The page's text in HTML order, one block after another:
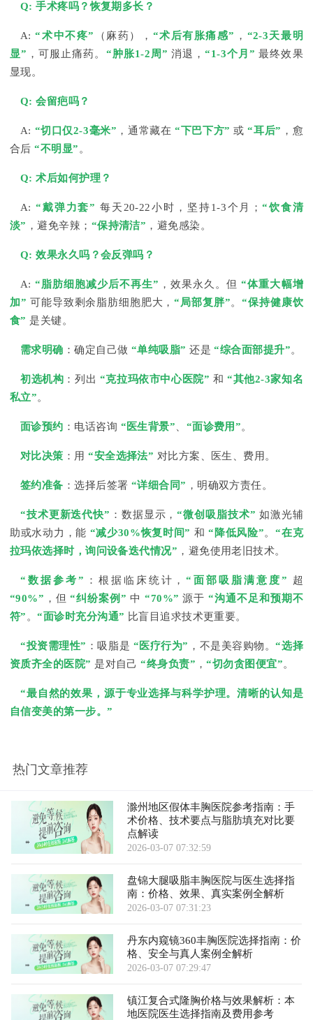
Q: 手术疼吗？恢复期多长？
A:“术中不疼” （麻药）， “术后有胀痛感” ， “2-3天最明
显” ，可服止痛药。 “肿胀1-2周” 消退，“1-3个月” 最终效果
显现。
Q: 会留疤吗？
A: “切口仅2-3毫米” ，通常藏在“下巴下方” 或“耳后” ，愈
合后“不明显”。
Q: 术后如何护理？
A: “戴弹力套” 每天20-22小时，坚持1-3个月； “饮食清
淡” ，避免辛辣； “保持清洁” ，避免感染。
Q: 效果永久吗？会反弹吗？
A: “脂肪细胞减少后不再生” ，效果永久。但“体重大幅增
加” 可能导致剩余脂肪细胞肥大，“局部复胖”。“保持健康饮
食” 是关键。
需求明确 ：确定自己做 “单纯吸脂” 还是“综合面部提升”。
初选机构 ：列出 “克拉玛依市中心医院” 和“其他2-3家知名
私立”。
面诊预约 ：电话咨询 “医生背景”、 “面诊费用”。
对比决策 ：用“安全选择法” 对比方案、医生、费用。
签约准备 ：选择后签署 “详细合同” ，明确双方责任。
“技术更新迭代快” ：数据显示，“微创吸脂技术” 如激光辅
助或水动力，能 “减少30%恢复时间” 和“降低风险”。“在克
拉玛依选择时，询问设备迭代情况” ，避免使用老旧技术。
“数据参考” ：根据临床统计，“面部吸脂满意度” 超
“90%” ，但“纠纷案例” 中“70%” 源于“沟通不足和预期不
符”。“面诊时充分沟通” 比盲目追求技术更重要。
“投资需理性” ：吸脂是 “医疗行为” ，不是美容购物。“选择
资质齐全的医院” 是对自己“终身负责” ，“切勿贪图便宜”。
“最自然的效果，源于专业选择与科学护理。清晰的认知是
自信变美的第一步。”
热门文章推荐
滁州地区假体丰胸医院参考指南：手
术价格、技术要点与脂肪填充对比要
点解读
2026-03-07 07:32:59
盘锦大腿吸脂丰胸医院与医生选择指
南：价格、效果、真实案例全解析
2026-03-07 07:31:23
丹东内窥镜360丰胸医院选择指南：价
格、安全与真人案例全解析
2026-03-07 07:29:47
镇江复合式隆胸价格与效果解析：本
地医院医生选择指南及费用参考